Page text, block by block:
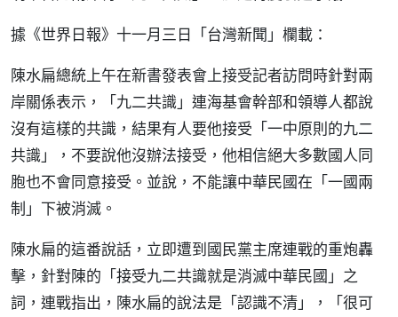
據《世界日報》十一月三日「台灣新聞」欄載：
陳水扁總統上午在新書發表會上接受記者訪問時針對兩
岸關係表示，「九二共識」連海基會幹部和領導人都說
沒有這樣的共識，結果有人要他接受「一中原則的九二
共識」，不要說他沒辦法接受，他相信絕大多數國人同
胞也不會同意接受。並說，不能讓中華民國在「一國兩
制」下被消滅。
陳水扁的這番說話，立即遭到國民黨主席連戰的重炮轟
擊，針對陳的「接受九二共識就是消滅中華民國」之
詞，連戰指出，陳水扁的說法是「認識不清」，「很可